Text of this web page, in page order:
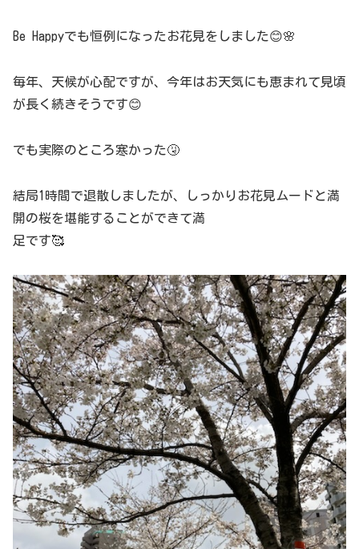
Be Happyでも恒例になったお花見をしました😊🌸
毎年、天候が心配ですが、今年はお天気にも恵まれて見頃
が長く続きそうです😊
でも実際のところ寒かった🤧
結局1時間で退散しましたが、しっかりお花見ムードと満
開の桜を堪能することができて満
足です🥰